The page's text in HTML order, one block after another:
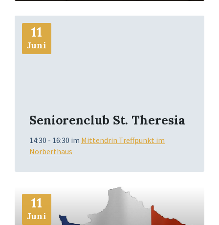
11
Juni
Seniorenclub St. Theresia
14:30 - 16:30 im Mittendrin Treffpunkt im
Norberthaus
Mehr
11
Juni